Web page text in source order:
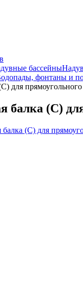
бассейны
фонтаны и
для
балка (С)